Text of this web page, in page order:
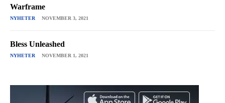
Warframe
NYHETER NOVEMBER 3, 2021
Bless Unleashed
NYHETER NOVEMBER 1, 2021